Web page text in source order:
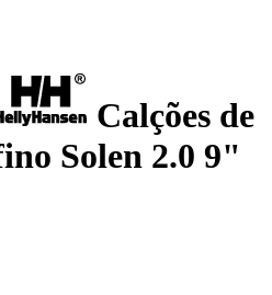
Calções de
Solen 2.0 9"